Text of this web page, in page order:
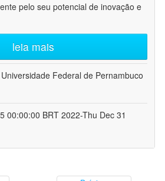
pelo seu potencial de inovação e
leia mais
Universidade Federal de Pernambuco
00:00:00 BRT 2022-Thu Dec 31